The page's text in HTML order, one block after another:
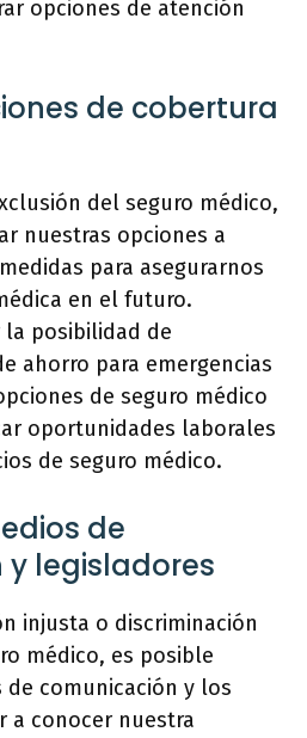
opciones de atención
de cobertura
del seguro médico,
nuestras opciones a
para asegurarnos
en el futuro.
la posibilidad de
ahorro para emergencias
de seguro médico
oportunidades laborales
de seguro médico.
de
legisladores
injusta o discriminación
médico, es posible
comunicación y los
a conocer nuestra